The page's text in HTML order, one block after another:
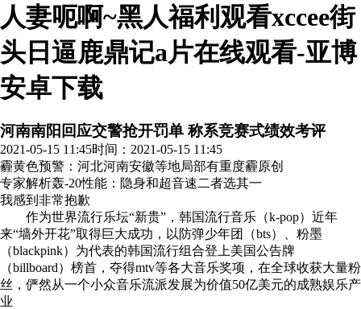
人妻呃啊~黑人福利观看xccee街
头日逼鹿鼎记a片在线观看-亚博
安卓下载
河南南阳回应交警抢开罚单 称系竞赛式绩效考评
2021-05-15 11:45时间：2021-05-15 11:45
霾黄色预警：河北河南安徽等地局部有重度霾原创
专家解析轰-20性能：隐身和超音速二者选其一
我感到非常抱歉
作为世界流行乐坛“新贵”，韩国流行音乐（k-pop）近年
来“墙外开花”取得巨大成功，以防弹少年团（bts）、粉墨
（blackpink）为代表的韩国流行组合登上美国公告牌
（billboard）榜首，夺得mtv等各大音乐奖项，在全球收获大量粉
丝，俨然从一个小众音乐流派发展为价值50亿美元的成熟娱乐产
业